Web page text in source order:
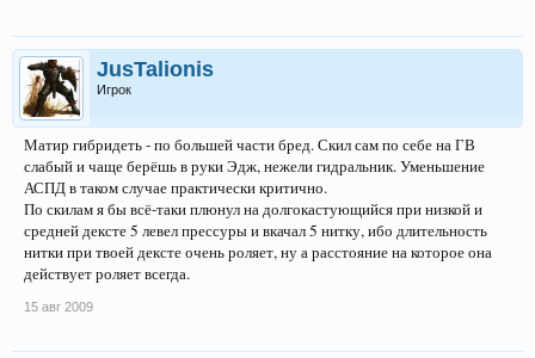
JusTalionis
Игрок
Матир гибридеть - по большей части бред. Скил сам по себе на ГВ
слабый и чаще берёшь в руки Эдж, нежели гидральник. Уменьшение
АСПД в таком случае практически критично.
По скилам я бы всё-таки плюнул на долгокастующийся при низкой и
средней дексте 5 левел прессуры и вкачал 5 нитку, ибо длительность
нитки при твоей дексте очень роляет, ну а расстояние на которое она
действует роляет всегда.
15 авг 2009